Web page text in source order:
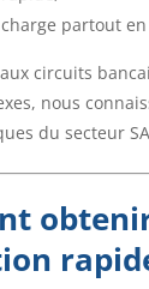
partout en
circuits
nous
du secteur